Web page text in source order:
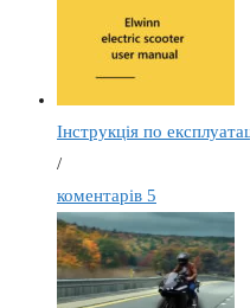
Інструкція по
/
коментарів 5